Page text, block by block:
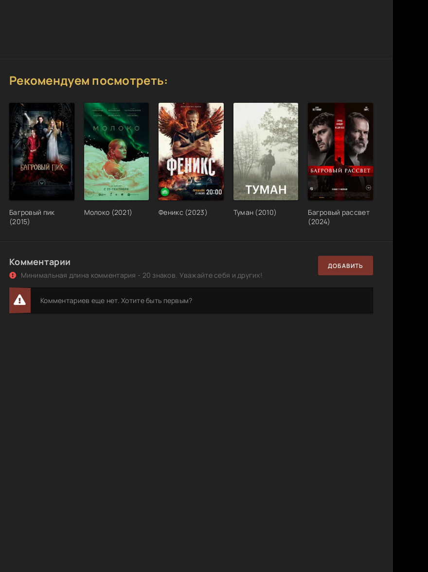
Рекомендуем посмотреть:
Багровый пик
(2015)
Молоко (2021) Феникс (2023) Туман (2010)
Багровый рассвет
(2024)
Комментарии
Минимальная длина комментария - 20 знаков. Уважайте себя и других!
ДОБАВИТЬ
Комментариев еще нет. Хотите быть первым?